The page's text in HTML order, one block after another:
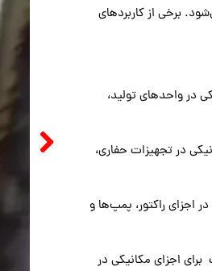
برخی از کاربردهای
در واحدهای تولید،
در تجهیزات حفاری،
اجزای راکتور، پمپ‌ها و
برای اجزای مکانیکی در